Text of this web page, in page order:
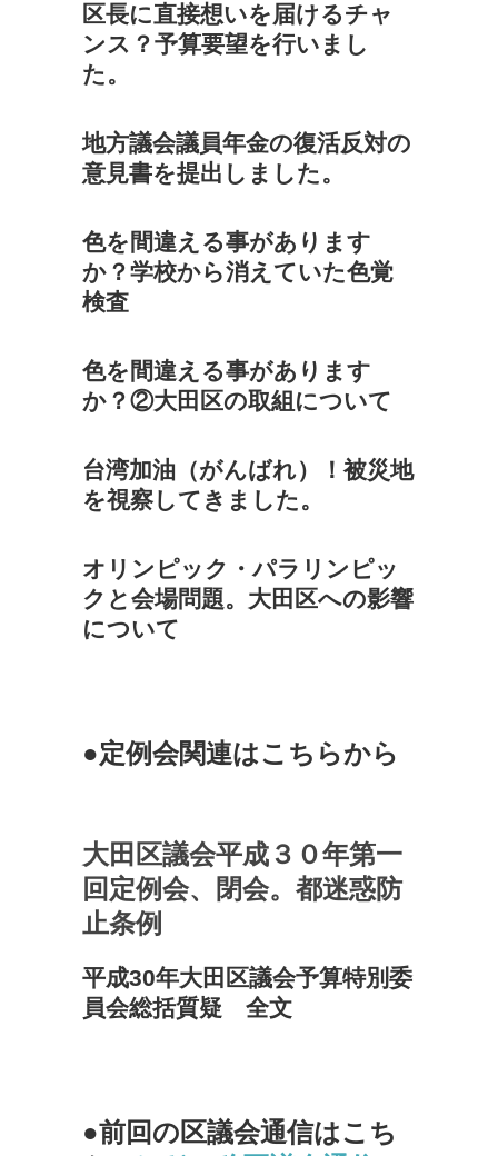
区長に直接想いを届けるチャ
ンス？予算要望を行いまし
た。
地方議会議員年金の復活反対の
意見書を提出しました。
色を間違える事があります
か？学校から消えていた色覚
検査
色を間違える事があります
か？②大田区の取組について
台湾加油（がんばれ）！被災地
を視察してきました。
オリンピック・パラリンピッ
クと会場問題。大田区への影響
について
●定例会関連はこちらから
大田区議会平成３０年第一
回定例会、閉会。都迷惑防
止条例
平成30年大田区議会予算特別委
員会総括質疑 全文
●前回の区議会通信はこち